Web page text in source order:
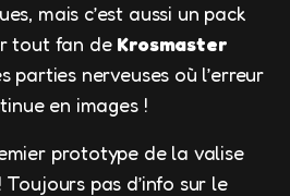
mais c’est aussi un pack
tout fan de Krosmaster
parties nerveuses où l’erreur
en images !
prototype de la valise
Toujours pas d’info sur le